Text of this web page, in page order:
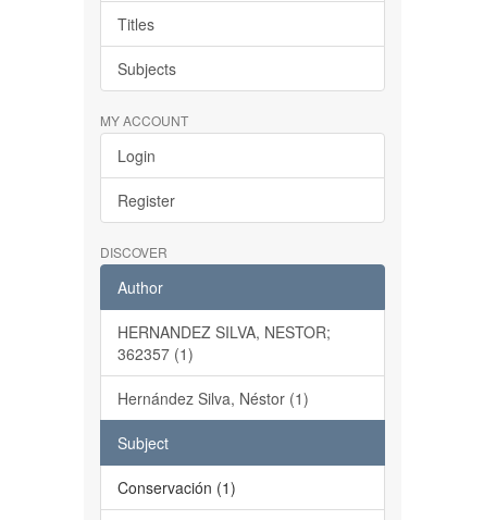
Titles
Subjects
MY ACCOUNT
Login
Register
DISCOVER
Author
HERNANDEZ SILVA, NESTOR;
362357 (1)
Hernández Silva, Néstor (1)
Subject
Conservación (1)